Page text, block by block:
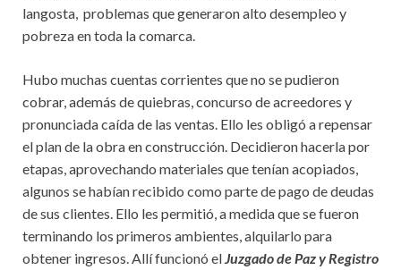
langosta, problemas que generaron alto desempleo y
pobreza en toda la comarca.
Hubo muchas cuentas corrientes que no se pudieron
cobrar, además de quiebras, concurso de acreedores y
pronunciada caída de las ventas. Ello les obligó a repensar
el plan de la obra en construcción. Decidieron hacerla por
etapas, aprovechando materiales que tenían acopiados,
algunos se habían recibido como parte de pago de deudas
de sus clientes. Ello les permitió, a medida que se fueron
terminando los primeros ambientes, alquilarlo para
obtener ingresos. Allí funcionó el Juzgado de Paz y Registro